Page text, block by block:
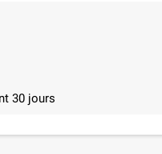
30 jours